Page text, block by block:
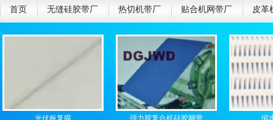
首页 无缝硅胶带厂 热切机带厂 贴合机网带厂 皮革
光伏板复膜 强力胶复合机硅胶网带 缩水